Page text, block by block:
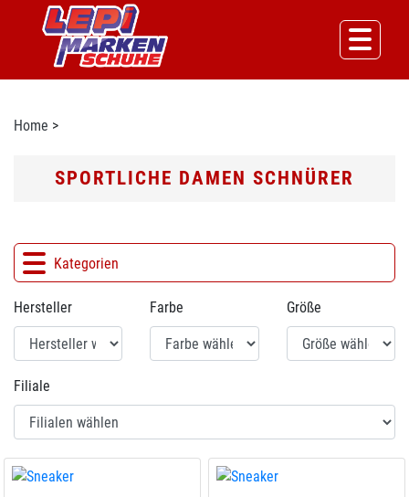
Home >
SPORTLICHE DAMEN SCHNÜRER
Kategorien
Hersteller Farbe Größe
Filiale